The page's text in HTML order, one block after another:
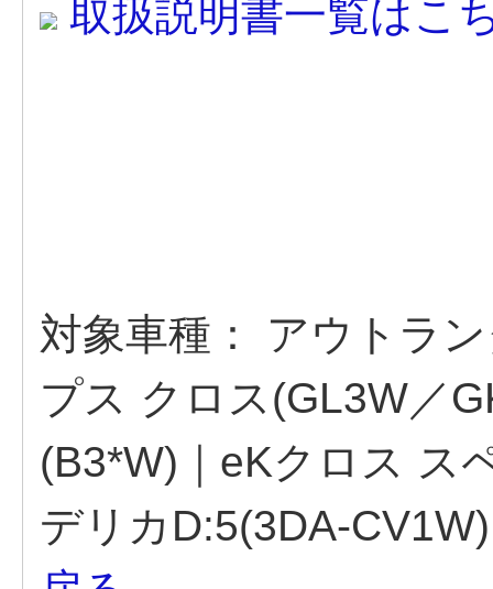
取扱説明書一覧はこ
対象車種：
アウトラ
プス クロス(GL3W／
(B3*W)｜eKクロス ス
デリカD:5(3DA-CV1W)